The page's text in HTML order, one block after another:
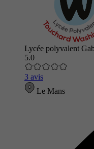
Lycée polyvalent
5.0
3 avis
Le Mans